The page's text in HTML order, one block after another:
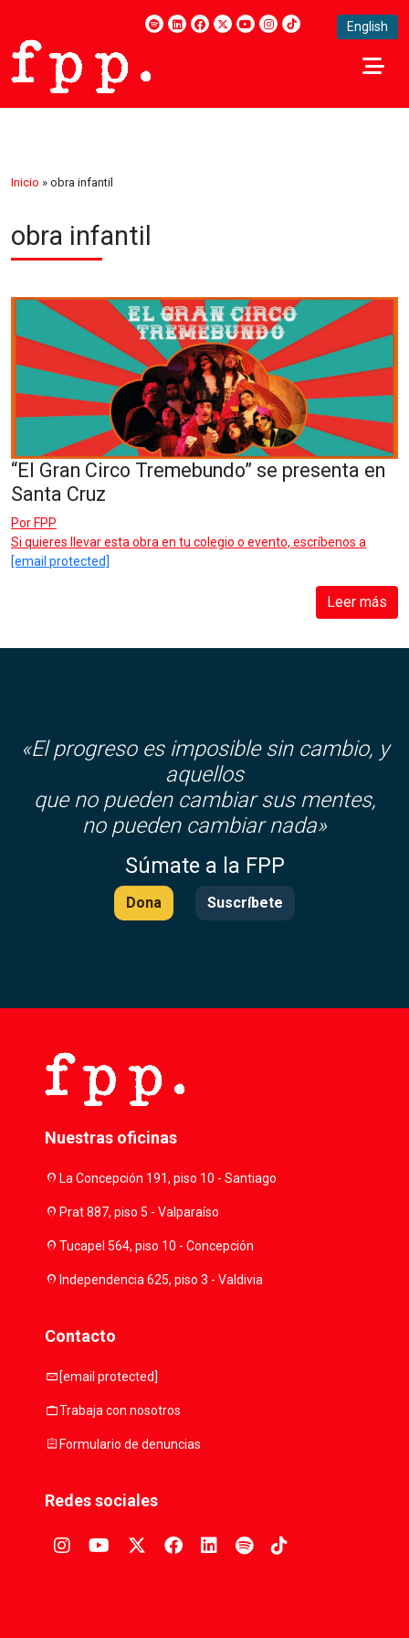
English
Inicio » obra infantil
obra infantil
“El Gran Circo Tremebundo” se presenta en
Santa Cruz
PorFPP
Si quieres llevar esta obra en tu colegio o evento, escríbenos a
[email protected]
Leer más
«El progreso es imposible sin cambio, y
aquellos
que no pueden cambiar sus mentes,
no pueden cambiar nada»
Súmate a la FPP
Dona Suscríbete
Nuestras oficinas
location_onLa Concepción 191, piso 10 - Santiago
location_onPrat 887, piso 5 - Valparaíso
location_onTucapel 564, piso 10 - Concepción
location_onIndependencia 625, piso 3 - Valdivia
Contacto
mail [email protected]
workTrabaja con nosotros
assignmentFormulario de denuncias
Redes sociales